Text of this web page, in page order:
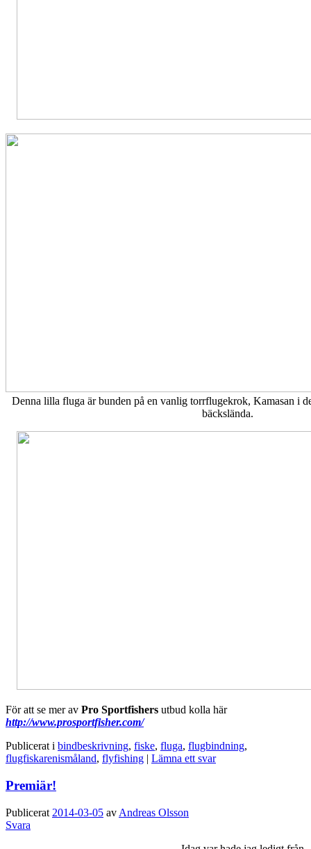
Denna lilla fluga är bunden på en vanlig torrflugekrok, Kamasan i
bäckslända.
För att se mer av Pro Sportfishers utbud kolla här
http://www.prosportfisher.com/
Publicerat i bindbeskrivning, fiske, fluga, flugbindning,
flugfiskarenismåland, flyfishing | Lämna ett svar
Premiär!
Publicerat 2014-03-05 av Andreas Olsson
Svara